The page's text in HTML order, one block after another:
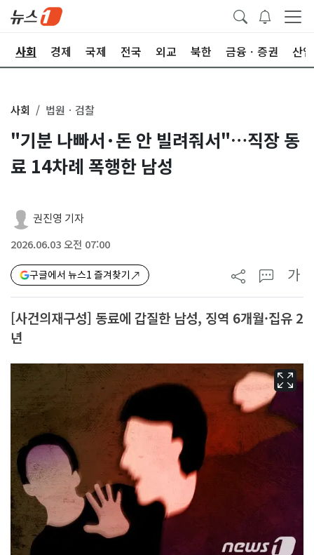
사회 경제 국제 전국 외교 북한 금융ㆍ증권 산업
사회 법원ㆍ검찰
"기분 나빠서·돈 안 빌려줘서"…직장 동
료 14차례 폭행한 남성
권진영 기자
2026.06.03 오전 07:00
구글에서 뉴스1 즐겨찾기 가
[사건의재구성] 동료에 갑질한 남성, 징역 6개월·집유 2
년